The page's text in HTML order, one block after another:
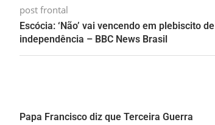
post frontal
Escócia: ‘Não’ vai vencendo em plebiscito de
independência – BBC News Brasil
Papa Francisco diz que Terceira Guerra